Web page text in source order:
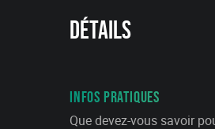
Détails
INFOS PRATIQUES
Que devez-vous savoir